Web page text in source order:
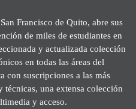
Francisco de Quito, abre sus
de miles de estudiantes en
y actualizada colección
en todas las áreas del
con suscripciones a las más
una extensa colección
y acceso.